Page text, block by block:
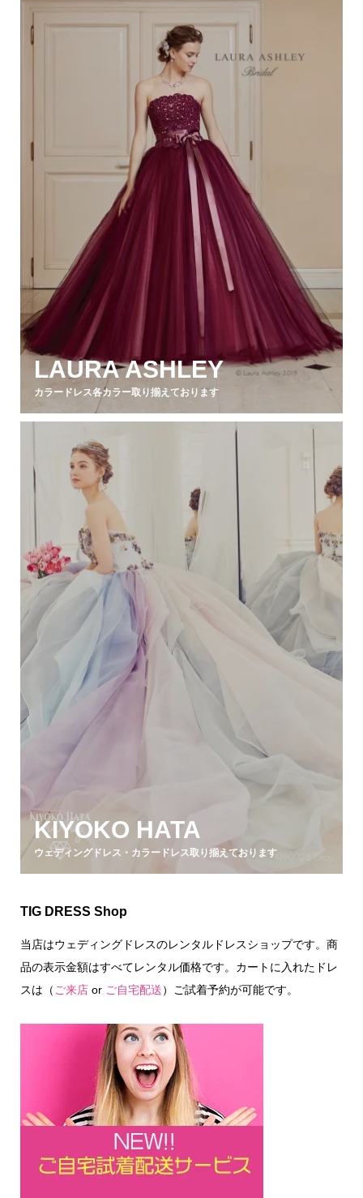
LAURA ASHLEY
カラードレス各カラー取り揃えております
KIYOKO HATA
ウェディングドレス・カラードレス取り揃えております
TIG DRESS Shop
当店はウェディングドレスのレンタルドレスショップです。商
品の表示金額はすべてレンタル価格です。カートに入れたドレ
スは（ ご来店or ご自宅配送）ご試着予約が可能です。